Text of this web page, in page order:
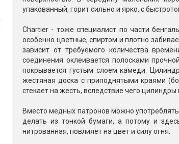
упакованный, горит сильно и ярко, с
Chartier - тоже специалист по части
особенно цветные, спиртом и плотно
зависит от требуемого количества
соединения оклеивается полосками
покрывается густым слоем камеди.
жестяная доска с приподнятыми краями
стекает на жесть, вследствие чего
Вместо медных патронов можно
делать из тонкой бумаги, а потому и
нитрованная, повлияет на цвет и силу огня.